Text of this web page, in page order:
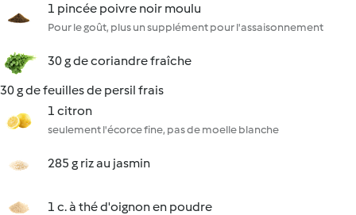
1 pincée poivre noir moulu
Pour le goût, plus un supplément pour l'assaisonnement
30 g de coriandre fraîche
30 g de feuilles de persil frais
1 citron
seulement l'écorce fine, pas de moelle blanche
285 g riz au jasmin
1 c. à thé d'oignon en poudre